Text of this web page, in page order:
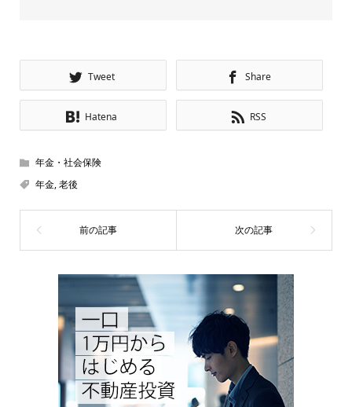
Tweet Share
Hatena RSS
年金・社会保険
年金,老後